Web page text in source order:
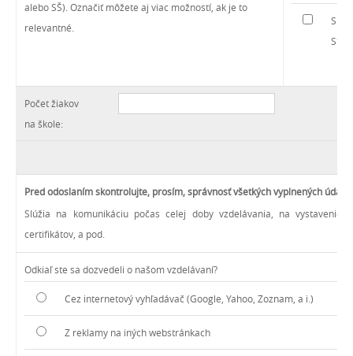
alebo SŠ). Označiť môžete aj viac možností, ak je to
relevantné.
Počet žiakov
na škole:
Pred odoslaním skontrolujte, prosím, správnosť všetkých vyplnených
Slúžia na komunikáciu počas celej doby vzdelávania, na vystavenie
certifikátov, a pod.
Odkiaľ ste sa dozvedeli o našom vzdelávaní?
Cez internetový vyhľadávač (Google, Yahoo, Zoznam, a i.)
Z reklamy na iných webstránkach